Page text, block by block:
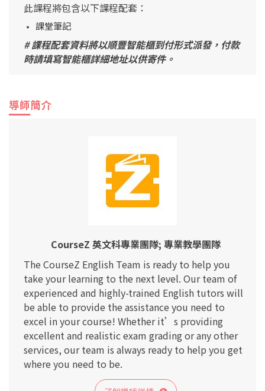
此課程將包含以下課程配套：
課堂筆記
# 課程配套資料將以順豐智能櫃到付形式派發，付款
時請填寫智能櫃詳細地址以供寄件。
導師簡介
CourseZ 英文科專業團隊; 專業教學團隊
The CourseZ English Team is ready to help you
take your learning to the next level. Our team of
experienced and highly-trained English tutors will
be able to provide the assistance you need to
excel in your course! Whether it’s providing
excellent and realistic exam grading or any other
services, our team is always ready to help you get
where you need to be.